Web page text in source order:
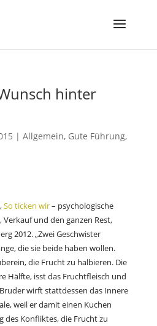
hinter
| Allgemein, Gute Führung,
So ticken wir– psychologische
und den ganzen Rest,
2012. „Zwei Geschwister
die sie beide haben wollen.
die Frucht zu halbieren. Die
Hälfte, isst das Fruchtfleisch und
wirft stattdessen das Innere
weil er damit einen Kuchen
des Konfliktes, die Frucht zu